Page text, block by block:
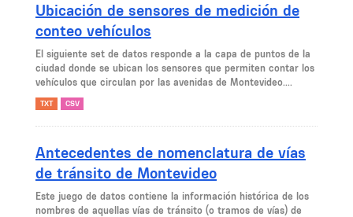
Ubicación de sensores de medición de
conteo vehículos
El siguiente set de datos responde a la capa de puntos de la
ciudad donde se ubican los sensores que permiten contar los
vehículos que circulan por las avenidas de Montevideo....
TXT CSV
Antecedentes de nomenclatura de vías
de tránsito de Montevideo
Este juego de datos contiene la información histórica de los
nombres de aquellas vías de tránsito (o tramos de vías) de